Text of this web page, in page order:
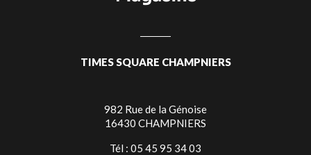
TIMES SQUARE CHAMPNIERS
982 Rue de la Génoise
16430 CHAMPNIERS
Tél : 05 45 95 34 03